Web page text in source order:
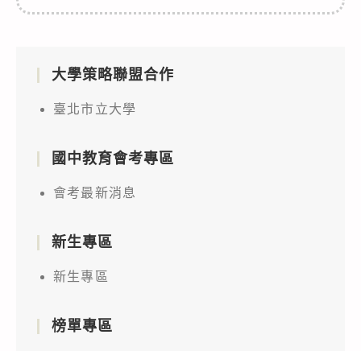
大學策略聯盟合作
臺北市立大學
國中教育會考專區
會考最新消息
新生專區
新生專區
榜單專區